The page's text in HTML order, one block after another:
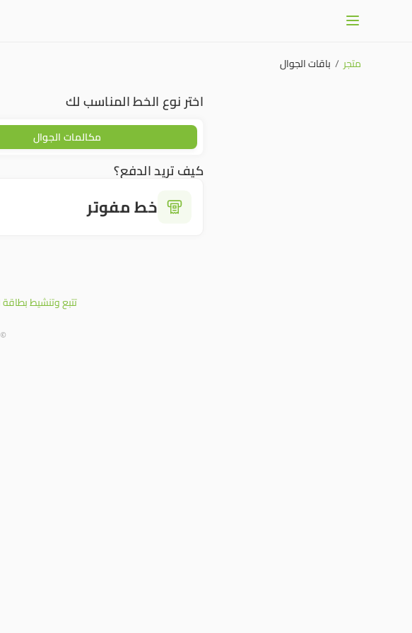
اختر نوع الخط المناسب لك
مكالمات الجوال
كيف تريد الدفع؟
خط مفوتر
تتبع وتنشيط بطاقة SIM الخاصة بك
© 2026 زين. حقوق النشر محفوظة
متجر / باقات الجوال